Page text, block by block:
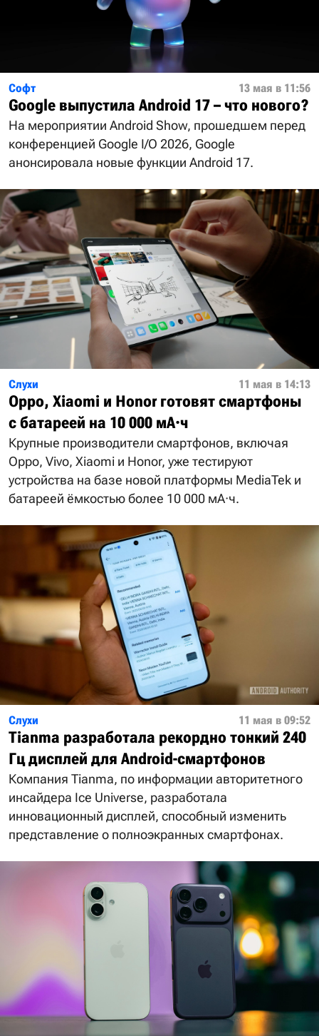
Софт 13 мая в 11:56
Google выпустила Android 17 – что нового?
На мероприятии Android Show, прошедшем перед
конференцией Google I/O 2026, Google
анонсировала новые функции Android 17.
Слухи 11 мая в 14:13
Oppo, Xiaomi и Honor готовят смартфоны
с батареей на 10 000 мА·ч
Крупные производители смартфонов, включая
Oppo, Vivo, Xiaomi и Honor, уже тестируют
устройства на базе новой платформы MediaTek и
батареей ёмкостью более 10 000 мА·ч.
Слухи 11 мая в 09:52
Tianma разработала рекордно тонкий 240
Гц дисплей для Android-смартфонов
Компания Tianma, по информации авторитетного
инсайдера Ice Universe, разработала
инновационный дисплей, способный изменить
представление о полноэкранных смартфонах.